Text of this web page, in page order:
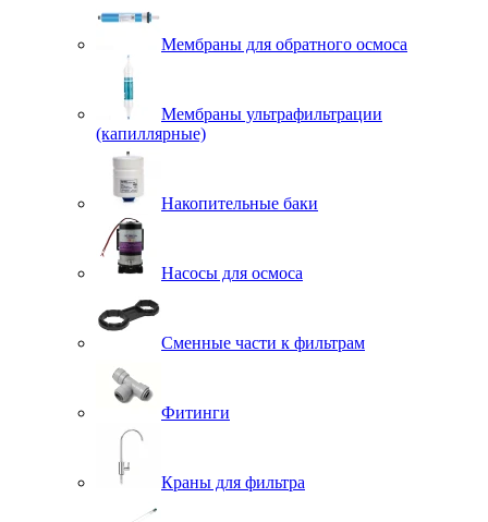
Мембраны для обратного осмоса
Мембраны ультрафильтрации
(капиллярные)
Накопительные баки
Насосы для осмоса
Сменные части к фильтрам
Фитинги
Краны для фильтра